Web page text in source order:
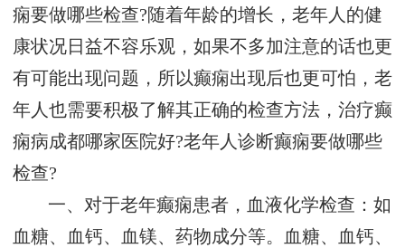
痫要做哪些检查?随着年龄的增长，老年人的健
康状况日益不容乐观，如果不多加注意的话也更
有可能出现问题，所以癫痫出现后也更可怕，老
年人也需要积极了解其正确的检查方法，治疗癫
痫病成都哪家医院好?老年人诊断癫痫要做哪些
检查?
一、对于老年癫痫患者，血液化学检查：如
血糖、血钙、血镁、药物成分等。血糖、血钙、